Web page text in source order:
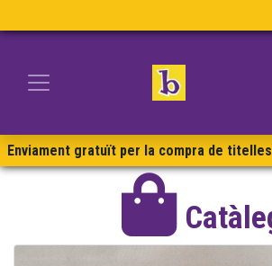
Enviament gratuït per la compra de